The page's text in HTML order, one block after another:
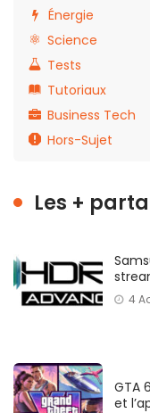
Énergie
Science
Tests
Tutoriaux
Business Tech
Hors-Sujet
Les +
4
GTA
et